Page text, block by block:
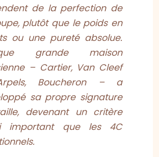
de la perfection de
plutôt que le poids en
ou une pureté absolue.
grande maison
– Cartier, Van Cleef
Boucheron – a
sa propre signature
devenant un critère
important que les 4C